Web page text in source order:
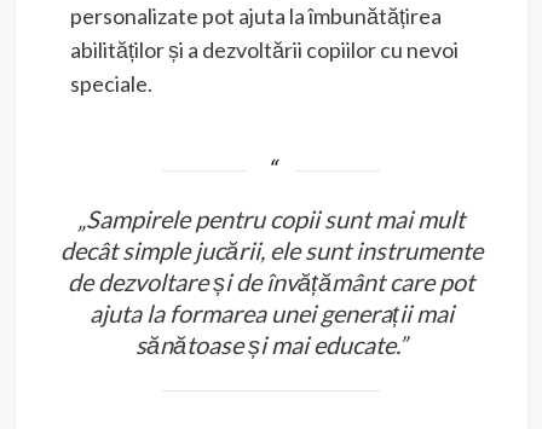
personalizate pot ajuta la îmbunătățirea
abilităților și a dezvoltării copiilor cu nevoi
speciale.
„Sampirele pentru copii sunt mai mult
decât simple jucării, ele sunt instrumente
de dezvoltare și de învățământ care pot
ajuta la formarea unei generații mai
sănătoase și mai educate.”